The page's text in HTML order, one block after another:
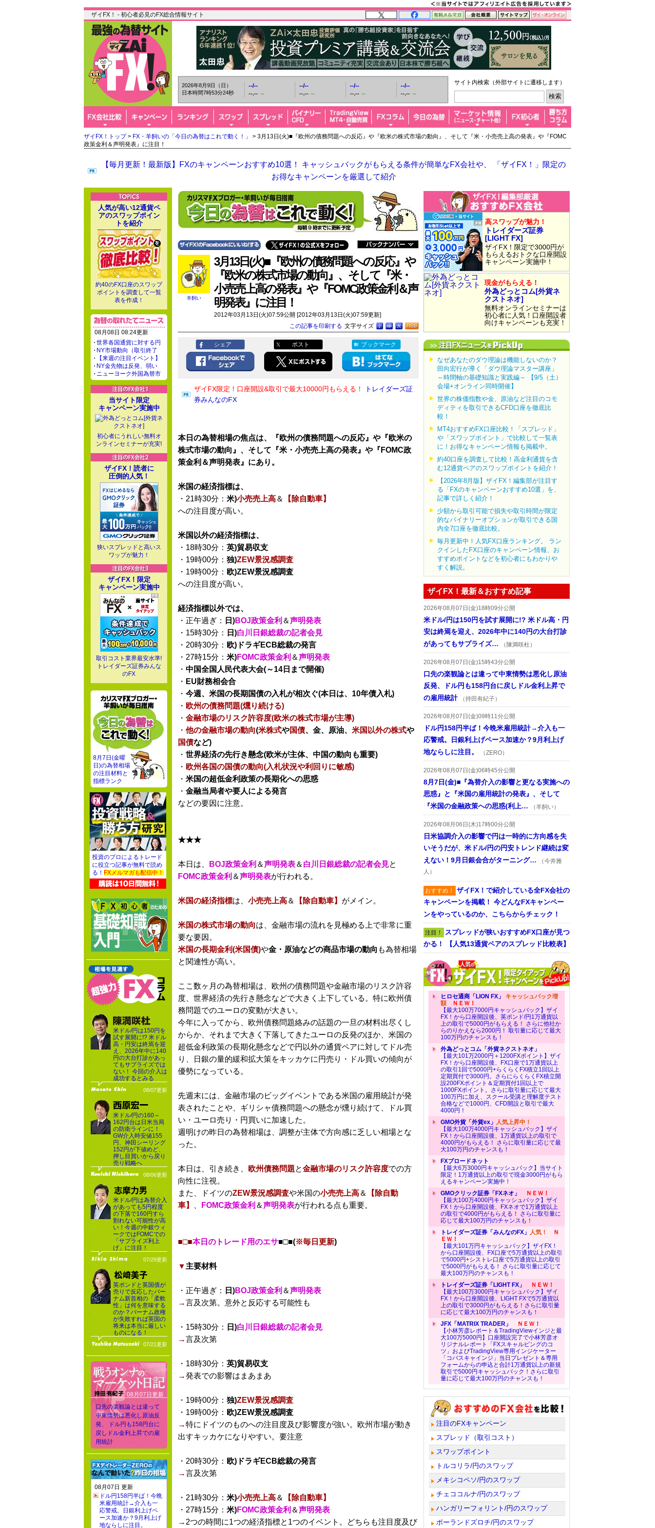
ザイFX！ - 初心者必見のFX総合情報サイト
2026年8月9日（日）
日本時間7時53分25秒
--/--
--.-- --
--/--
--.-- --
--/--
--.-- --
--/--
--.-- --
サイト内検索（外部サイトに遷移します）
ザイFX！トップ> FX・羊飼いの「今日の為替はこれで動く！」
> 3月13日(火)■『欧州の債務問題への反応』や『欧米の株式市場の動向』、そして『米・小売売上高の発表』や『FOMC
政策金利＆声明発表』に注目！
【毎月更新！最新版】FXのキャンペーンおすすめ10選！ キャッシュバックがもらえる条件が簡単なFX会社や、 「ザイFX！」限定の
お得なキャンペーンを厳選して紹介
羊飼い
3月13日(火)■『欧州の債務問題への反応』や
『欧米の株式市場の動向』、そして『米・
小売売上高の発表』や『FOMC政策金利＆声
明発表』に注目！
2012年03月13日(火)07:59公開 [2012年03月13日(火)07:59更新]
文字サイズ
この記事を印刷する
シェア ポスト ブックマーク
ザイFX限定！口座開設&取引で最大10000円もらえる！
トレイダーズ証
券みんなのFX
本日の為替相場の焦点は、『欧州の債務問題への反応』や『欧米の
株式市場の動向』、そして『米・小売売上高の発表』や『FOMC政
策金利＆声明発表』にあり。
米国の経済指標は、
・21時30分： 米)小売売上高＆
【除自動車】
への注目度が高い。
米国以外の経済指標は、
・18時30分： 英)貿易収支
・19時00分： 独)ZEW景況感調査
・19時00分： 欧)ZEW景況感調査
への注目度が高い。
経済指標以外では、
・正午過ぎ：
日)BOJ政策金利 ＆声明発表
・15時30分：
日)白川日銀総裁の記者会見
・20時30分： 欧)ドラギECB総裁の発言
・27時15分： 米)FOMC政策金利 ＆声明発表
・ 中国全国人民代表大会(～14日まで開催)
・ EU財務相会合
・ 今週、米国の長期国債の入札が相次ぐ(本日は、10年債入札)
・ 欧州の債務問題(燻り続ける)
・ 金融市場のリスク許容度(欧米の株式市場が主導)
・ 他の金融市場の動向(米株式や国債、金、原油、 米国以外の株式や
国債など)
・ 世界経済の先行き懸念(欧米が主体、中国の動向も重要)
・ 欧州各国の国債の動向(入札状況や利回りに敏感)
・ 米国の超低金利政策の長期化への思惑
・ 金融当局者や要人による発言
などの要因に注意。
★★★
本日は、 BOJ政策金利 ＆声明発表＆ 白川日銀総裁の記者会見と
FOMC政策金利 ＆声明発表が行われる。
米国の経済指標は、 小売売上高＆ 【除自動車】 がメイン。
米国の株式市場の動向は、金融市場の流れを見極める上で非常に重
要な要因。
米国の長期金利(米国債)や金・原油などの商品市場の動向 も為替相場
と関連性が高い。
ここ数ヶ月の為替相場は、欧州の債務問題や金融市場のリスク許容
度、世界経済の先行き懸念などで大きく上下している。特に欧州債
務問題でのユーロの変動が大きい。
今年に入ってから、欧州債務問題絡みの話題の一旦の材料出尽くし
からか、それまで大きく下落してきたユーロの反発のほか、米国の
超低金利政策の長期化懸念などで円以外の通貨ペアに対してドル売
り、日銀の量的緩和拡大策をキッカケに円売り・ドル買いの傾向が
優勢になっている。
先週末には、金融市場のビッグイベントである米国の雇用統計が発
表されたことや、ギリシャ債務問題への懸念が燻り続けて、ドル買
い・ユーロ売り・円買いに加速した。
週明けの昨日の為替相場は、調整が主体で方向感に乏しい相場とな
った。
本日は、引き続き、 欧州債務問題と金融市場のリスク許容度での方
向性に注視。
また、ドイツのZEW景況感調査や米国の小売売上高＆
【除自動
車】
FOMC政策金利 ＆声明発表が行われる点も重要。
■□■本日のトレード用のエサ■□■(※毎日更新)
▼ 主要材料
・正午過ぎ： 日)BOJ政策金利 ＆声明発表
→言及次第。意外と反応する可能性も
・15時30分： 日)白川日銀総裁の記者会見
→言及次第
・18時30分： 英)貿易収支
→発表での影響はまあまあ
・19時00分： 独)ZEW景況感調査
・19時00分： 欧)ZEW景況感調査
→特にドイツのものへの注目度及び影響度が強い。欧州市場が動き
出すキッカケになりやすい。要注意
・20時30分： 欧)ドラギECB総裁の発言
→言及次第
・21時30分： 米)小売売上高＆
【除自動車】
・27時15分： 米)FOMC政策金利 ＆声明発表
→ 2つの時間に1つの経済指標と1つのイベント。どちらも注目度及び
高スワップが魅力！
トレイダーズ証券
[LIGHT FX]
ザイFX！限定で3000円が
もらえるおトクな口座開設
キャンペーン実施中！
現金がもらえる！
外為どっとコム[外貨ネ
クストネオ]
無料オンラインセミナーは
初心者に人気！口座開設者
向けキャンペーンも充実！
なぜあなたのダウ理論は機能しないのか？
田向宏行が導く「ダウ理論マスター講座」
～時間軸の基礎知識と実践編～ 【9/5（土）
会場+オンライン同時開催】
世界の株価指数や金、原油など注目のコモ
ディティを取引できるCFD口座を徹底比
較！
MT4おすすめFX口座比較！「スプレッド」
や「スワップポイント」で比較して一覧表
に！お得なキャンペーン情報も掲載中。
約40口座を調査して比較！高金利通貨を含
む12通貨ペアのスワップポイントを紹介！
【2026年8月版】ザイFX！編集部が注目す
る「FXのキャンペーンおすすめ10選」を、
記事で詳しく紹介！
少額から取引可能で損失や取引時間が限定
的なバイナリーオプションが取引できる国
内全7口座を徹底比較。
毎月更新中！人気FX口座ランキング。 ラン
クインしたFX口座のキャンペーン情報、お
すすめポイントなどを初心者にもわかりや
すく解説。
ザイFX！最新＆おすすめ記事
2026年08月07日(金)18時09分公開
米ドル/円は150円を試す展開に!? 米ドル高・円
安は終焉を迎え、2026年中に140円の大台打診
があってもサプライズ…
（陳満咲杜）
2026年08月07日(金)15時43分公開
口先の楽観論とは違って中東情勢は悪化し原油
反発、ドル円も158円台に戻しドル金利上昇で
の雇用統計
（持田有紀子）
2026年08月07日(金)09時11分公開
ドル円158円半ば！今晩米雇用統計→介入も一
応警戒。日銀利上げペース加速か？9月利上げ
地ならしに注目。
（ZERO）
2026年08月07日(金)06時45分公開
8月7日(金)■『為替介入の影響と更なる実施への
思惑』と『米国の雇用統計の発表』、そして
『米国の金融政策への思惑(利上…
（羊飼い）
2026年08月06日(木)17時00分公開
日米協調介入の影響で円は一時的に方向感を失
いそうだが、米ドル/円の円安トレンド継続は変
えない！9月日銀会合がターニング…
（今井雅
人）
おすすめ！ ザイFX！で紹介している全FX会社の
キャンペーンを掲載！ 今どんなFXキャンペー
ンをやっているのか、こちらからチェック！
注目！ スプレッドが狭いおすすめFX口座が見つ
かる！ 【人気13通貨ペアのスプレッド比較表】
ヒロセ通商「LION FX」 キャッシュバック増
額ＮＥＷ！
【最大100万7000円キャッシュバック】ザイ
FX！から口座開設後、英ポンド/円1万通貨以
上の取引で5000円がもらえる！ さらに他社か
らのりかえなら2000円！ 取引量に応じて最大
100万円のチャンスも！
外為どっとコム「外貨ネクストネオ」
【最大101万2000円＋1200FXポイント】ザイ
FX！から口座開設後、FX口座で1万通貨以上
の取引1回で5000円+らくらくFX積立1回以上
定期買付で3000円。さらにらくらくFX積立開
設200FXポイント＆定期買付1回以上で
1000FXポイント。さらに取引量に応じて最大
100万円に加え、スクール受講と理解度テスト
合格などで1000円、CFD開設と取引で最大
4000円！
GMO外貨「外貨ex」 人気上昇中！
【最大100万4000円キャッシュバック】ザイ
FX！から口座開設後、1万通貨以上の取引で
4000円がもらえる！ さらに取引量に応じて最
大100万円のチャンスも！
FXブロードネット
【最大6万3000円キャッシュバック】当サイト
限定！1万通貨以上の取引で現金3000円がもら
えるキャンペーン実施中！
GMOクリック証券「FXネオ」
ＮＥＷ！
【最大100万4000円キャッシュバック】ザイ
FX！から口座開設後、FXネオで1万通貨以上
の取引で4000円がもらえる！ さらに取引量に
応じて最大100万円のチャンスも！
トレイダーズ証券「みんなのFX」 人気！
Ｎ
ＥＷ！
【最大101万円キャッシュバック】ザイFX！
から口座開設後、FX口座で5万通貨以上の取引
で5000円+シストレ口座で5万通貨以上の取引
で5000円がもらえる！ さらに取引量に応じて
最大100万円のチャンスも！
トレイダーズ証券「LIGHT FX」
ＮＥＷ！
【最大100万3000円キャッシュバック】ザイ
FX！から口座開設後、LIGHT FXで5万通貨以
上の取引で3000円がもらえる！さらに取引量
に応じて最大100万円のチャンスも！
JFX「MATRIX TRADER」
ＮＥＷ！
【小林芳彦レポート＆TradingViewインジと最
大100万5000円】口座開設完了で小林芳彦オ
リジナルレポート「FXスキャルピングのコ
ツ」およびTradingView専用インジケーター
「コバスキャインジ」当日プレゼント＆専用
フォームからの申込と合計1万通貨以上の新規
取引で5000円キャッシュバック！さらに取引
量に応じて最大100万円のチャンスも！
注目のFXキャンペーン
スプレッド（取引コスト）
スワップポイント
トルコリラ/円のスワップ
メキシコペソ/円のスワップ
チェココルナ/円のスワップ
ハンガリーフォリント/円のスワップ
ポーランドズロチ/円のスワップ
人気が高い12通貨ペ
アのスワップポイン
トを紹介
約40のFX口座のスワップ
ポイントを調査して一覧
表を作成！
08月08日 08:24更新
世界各国通貨に対する円
NY市場動向（取引終了
【来週の注目イベント】
NY金先物は反発、弱い
ニューヨーク外国為替市
当サイト限定
キャンペーン実施中
初心者にうれしい無料オ
ンラインセミナーが充実!
ザイFX！読者に
圧倒的人気！
狭いスプレッドと高いス
ワップが魅力！
ザイFX！限定
キャンペーン実施中
取引コスト業界最安水準!
トレイダーズ証券みんな
のFX
8月7日(金曜
日)の為替相場
の注目材料と
指標ランク
投資のプロによるトレード
に役立つ記事が無料で読め
る！ FXメルマガも配信中！
米ドル/円は150円を
試す展開に!? 米ドル
高・円安は終焉を迎
え、2026年中に140
円の大台打診があっ
てもサプライズでは
ない！ 今回の介入は
成功するとみる
08/07更新
米ドル/円の160～
162円台は日米当局
の防衛ラインに！
GW介入時安値155
円、神田シーリング
152円が下値めど、
押し目買いから戻り
売り戦略へ
08/06更新
米ドル/円は為替介入
があっても5円程度
の下落で160円すら
割れない可能性が高
い！今週の中銀ウィ
ークではFOMCでの
「サプライズ利上
げ」に注目！
07/29更新
英ポンドと英国債が
売りで反応したバー
ナム新首相の「柔軟
性」は何を意味する
のか？バーナム政権
が失敗すれば英国の
将来は本当に厳しい
ものになる！
07/21更新
08月07日更新
口先の楽観論とは違って
中東情勢は悪化し原油反
発、 ドル円も158円台に
戻しドル金利上昇での雇
用統計
08月07日 更新
ドル円158円半ば！今晩
米雇用統計→介入も一
応警戒。日銀利上げペ
ース加速か？9月利上げ
地ならしに注目。